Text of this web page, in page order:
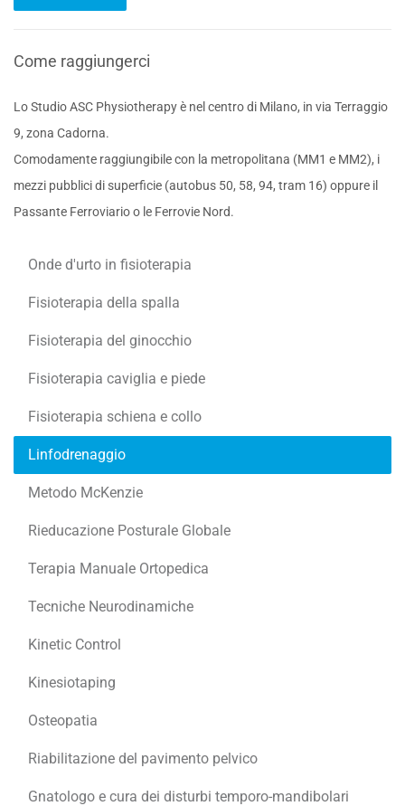
Come raggiungerci
Lo Studio ASC Physiotherapy è nel centro di Milano, in via Terraggio
9, zona Cadorna.
Comodamente raggiungibile con la metropolitana (MM1 e MM2), i
mezzi pubblici di superficie (autobus 50, 58, 94, tram 16) oppure il
Passante Ferroviario o le Ferrovie Nord.
Onde d'urto in fisioterapia
Fisioterapia della spalla
Fisioterapia del ginocchio
Fisioterapia caviglia e piede
Fisioterapia schiena e collo
Linfodrenaggio
Metodo McKenzie
Rieducazione Posturale Globale
Terapia Manuale Ortopedica
Tecniche Neurodinamiche
Kinetic Control
Kinesiotaping
Osteopatia
Riabilitazione del pavimento pelvico
Gnatologo e cura dei disturbi temporo-mandibolari